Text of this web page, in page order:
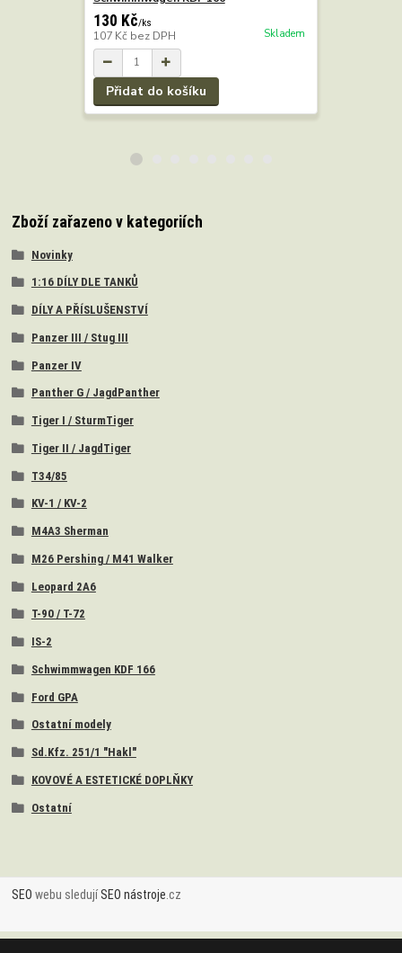
130 Kč/ks
107 Kč bez DPH Skladem
Přidat do košíku
Zboží zařazeno v kategoriích
Novinky
1:16 DÍLY DLE TANKŮ
DÍLY A PŘÍSLUŠENSTVÍ
Panzer III / Stug III
Panzer IV
Panther G / JagdPanther
Tiger I / SturmTiger
Tiger II / JagdTiger
T34/85
KV-1 / KV-2
M4A3 Sherman
M26 Pershing / M41 Walker
Leopard 2A6
T-90 / T-72
IS-2
Schwimmwagen KDF 166
Ford GPA
Ostatní modely
Sd.Kfz. 251/1 "Hakl"
KOVOVÉ A ESTETICKÉ DOPLŇKY
Ostatní
SEO webu sledujíSEO nástroje .cz